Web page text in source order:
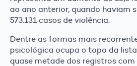
ao ano anterior, quando haviam
573.131 casos de violência.
Dentre as formas mais
psicológica ocupa o topo da
quase metade dos registros com